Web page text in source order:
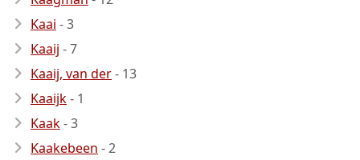
Kaai - 3
Kaaij - 7
Kaaij, van der- 13
Kaaijk- 1
Kaak- 3
Kaakebeen - 2